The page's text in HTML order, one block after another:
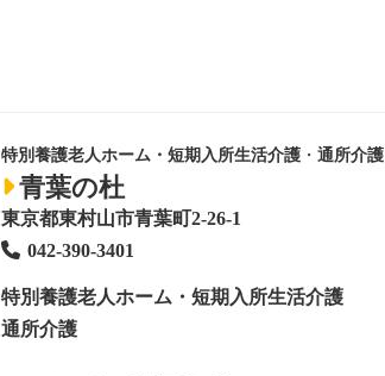
特別養護老人ホーム・短期入所生活介護 ・ 通所介護
青葉の杜
東京都東村山市青葉町2-26-1
042-390-3401
特別養護老人ホーム ・短期入所生活介護
通所介護